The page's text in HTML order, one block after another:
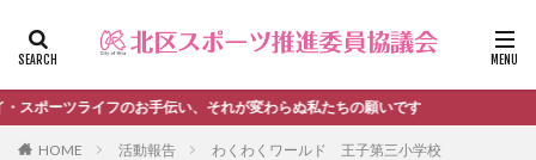
イフのお手伝い、それが変わらぬ私たちの願いです
HOME 活動報告 わくわくワールド 王子第三小学校
ファッション デザイン 流行
カテゴリー